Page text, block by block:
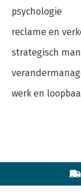
psychologie
reclame en
strategisch
werk en